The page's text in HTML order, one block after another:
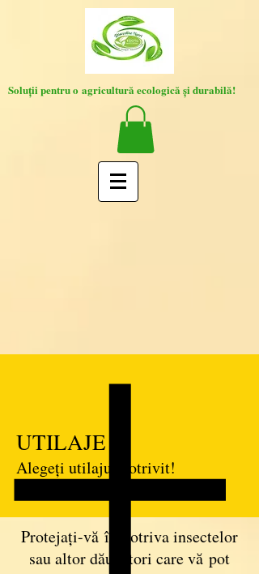
Soluții pentru o agricultură ecologică și durabilă!
UTILAJE
Alegeți utilajul potrivit!
Protejați-vă î mpotriva insectelor
sau altor dăun tori care vă pot